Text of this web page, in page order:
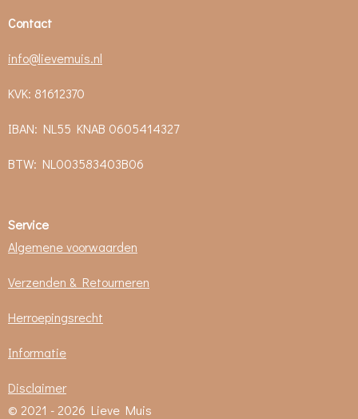
Contact
info@lievemuis.nl
KVK: 81612370
IBAN: NL55 KNAB 0605414327
BTW: NL003583403B06
Service
Algemene voorwaarden
Verzenden & Retourneren
Herroepingsrecht
Informatie
Disclaimer
© 2021 - 2026 Lieve Muis